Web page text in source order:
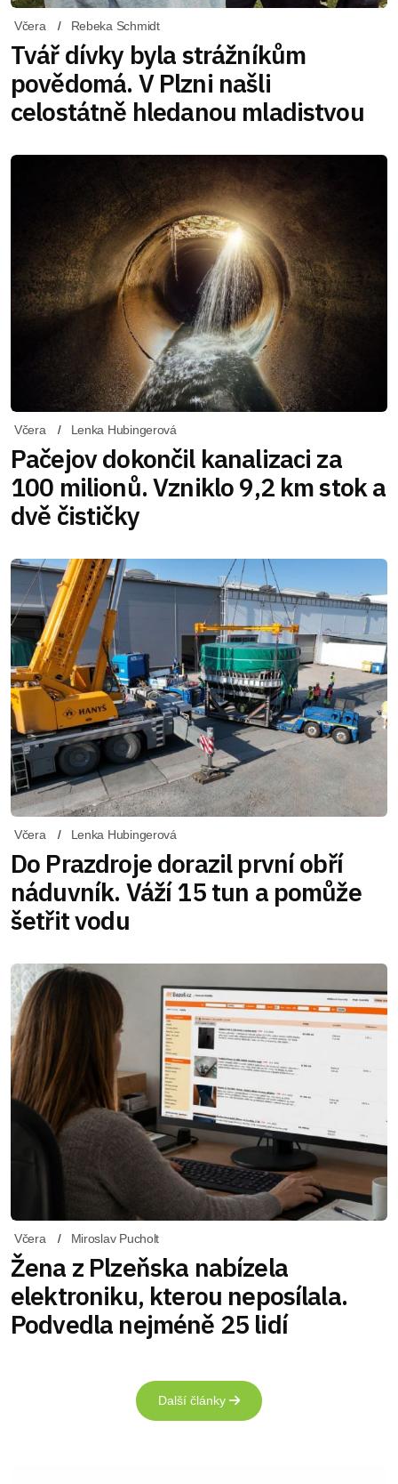
Včera Rebeka Schmidt
Tvář dívky byla strážníkům
povědomá. V Plzni našli
celostátně hledanou mladistvou
Včera Lenka Hubingerová
Pačejov dokončil kanalizaci za
100 milionů. Vzniklo 9,2 km stok a
dvě čističky
Včera Lenka Hubingerová
Do Prazdroje dorazil první obří
náduvník. Váží 15 tun a pomůže
šetřit vodu
Včera Miroslav Pucholt
Žena z Plzeňska nabízela
elektroniku, kterou neposílala.
Podvedla nejméně 25 lidí
Další články